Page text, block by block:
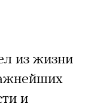
из жизни
и